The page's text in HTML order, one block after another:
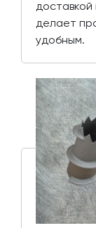
делает
удобным.